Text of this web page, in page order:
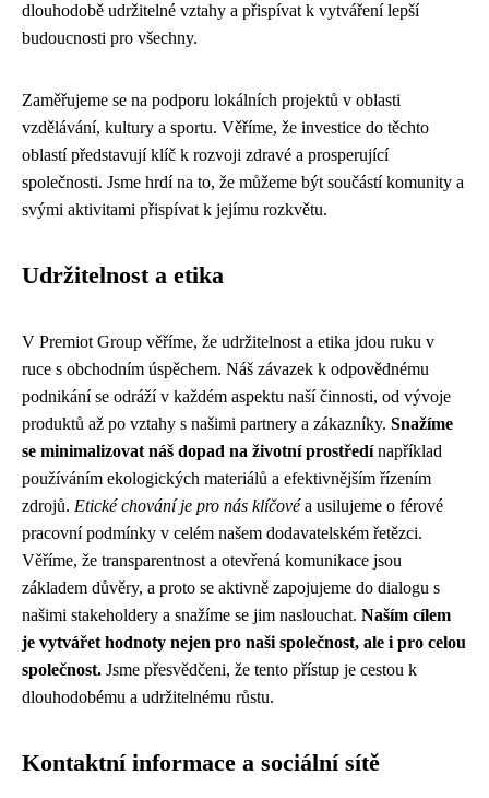
dlouhodobě udržitelné vztahy a přispívat k vytváření lepší
budoucnosti pro všechny.
Zaměřujeme se na podporu lokálních projektů v oblasti
vzdělávání, kultury a sportu. Věříme, že investice do těchto
oblastí představují klíč k rozvoji zdravé a prosperující
společnosti. Jsme hrdí na to, že můžeme být součástí komunity a
svými aktivitami přispívat k jejímu rozkvětu.
Udržitelnost a etika
V Premiot Group věříme, že udržitelnost a etika jdou ruku v
ruce s obchodním úspěchem. Náš závazek k odpovědnému
podnikání se odráží v každém aspektu naší činnosti, od vývoje
produktů až po vztahy s našimi partnery a zákazníky. Snažíme
se minimalizovat náš dopad na životní prostředínapříklad
používáním ekologických materiálů a efektivnějším řízením
zdrojů. Etické chování je pro nás klíčovéa usilujeme o férové
pracovní podmínky v celém našem dodavatelském řetězci.
Věříme, že transparentnost a otevřená komunikace jsou
základem důvěry, a proto se aktivně zapojujeme do dialogu s
našimi stakeholdery a snažíme se jim naslouchat. Naším cílem
je vytvářet hodnoty nejen pro naši společnost, ale i pro celou
společnost. Jsme přesvědčeni, že tento přístup je cestou k
dlouhodobému a udržitelnému růstu.
Kontaktní informace a sociální sítě